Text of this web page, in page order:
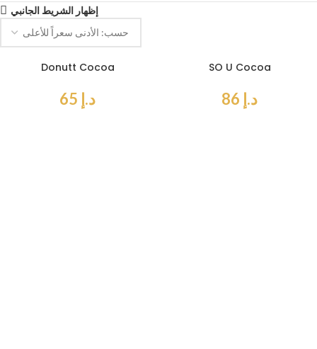
إظهار الشريط الجانبي
Donutt Cocoa
د.إ
SO U Cocoa
د.إ